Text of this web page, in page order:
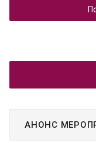
АНОНС